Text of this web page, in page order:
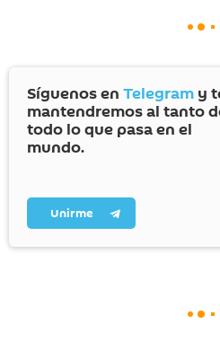
Síguenos en Telegram y
mantendremos al tanto
todo lo que pasa en el
mundo.
Unirme